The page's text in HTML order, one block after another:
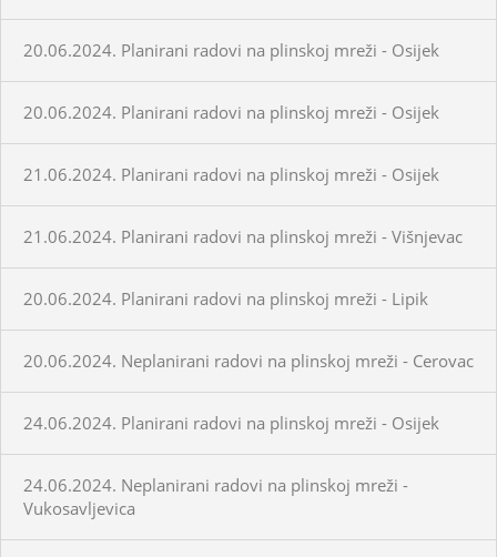
20.06.2024. Planirani radovi na plinskoj mreži - Osijek
20.06.2024. Planirani radovi na plinskoj mreži - Osijek
21.06.2024. Planirani radovi na plinskoj mreži - Osijek
21.06.2024. Planirani radovi na plinskoj mreži - Višnjevac
20.06.2024. Planirani radovi na plinskoj mreži - Lipik
20.06.2024. Neplanirani radovi na plinskoj mreži - Cerovac
24.06.2024. Planirani radovi na plinskoj mreži - Osijek
24.06.2024. Neplanirani radovi na plinskoj mreži -
Vukosavljevica